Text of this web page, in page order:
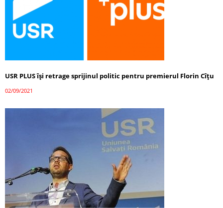
USR PLUS îşi retrage sprijinul politic pentru premierul Florin Cîţu
02/09/2021